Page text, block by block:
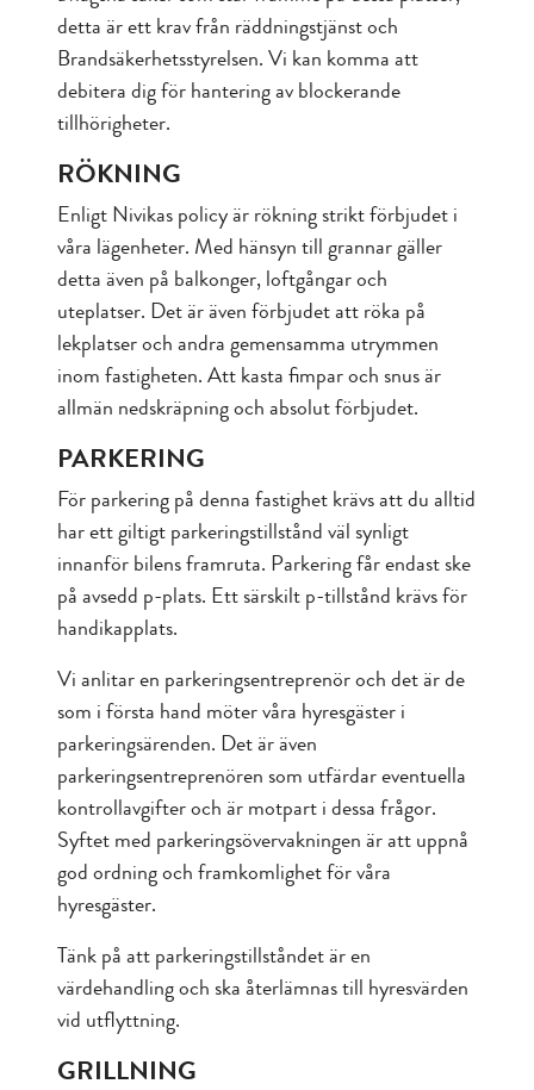
detta är ett krav från räddningstjänst och
Brandsäkerhetsstyrelsen. Vi kan komma att
debitera dig för hantering av blockerande
tillhörigheter.
RÖKNING
Enligt Nivikas policy är rökning strikt förbjudet i
våra lägenheter. Med hänsyn till grannar gäller
detta även på balkonger, loftgångar och
uteplatser. Det är även förbjudet att röka på
lekplatser och andra gemensamma utrymmen
inom fastigheten. Att kasta fimpar och snus är
allmän nedskräpning och absolut förbjudet.
PARKERING
För parkering på denna fastighet krävs att du alltid
har ett giltigt parkeringstillstånd väl synligt
innanför bilens framruta. Parkering får endast ske
på avsedd p-plats. Ett särskilt p-tillstånd krävs för
handikapplats.
Vi anlitar en parkeringsentreprenör och det är de
som i första hand möter våra hyresgäster i
parkeringsärenden. Det är även
parkeringsentreprenören som utfärdar eventuella
kontrollavgifter och är motpart i dessa frågor.
Syftet med parkeringsövervakningen är att uppnå
god ordning och framkomlighet för våra
hyresgäster.
Tänk på att parkeringstillståndet är en
värdehandling och ska återlämnas till hyresvärden
vid utflyttning.
GRILLNING